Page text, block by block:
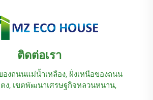
ติดต่อเรา
องถนนแม่น้ำเหลือง, ฝั่งเหนือของถนน
ง, เขตพัฒนาเศรษฐกิจหลวนหนาน,